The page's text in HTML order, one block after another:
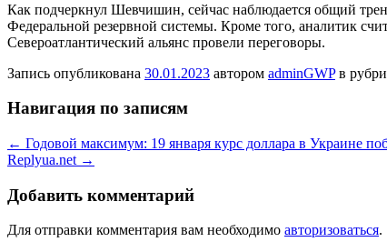
Как подчеркнул Шевчишин, сейчас наблюдается общий
Федеральной резервной системы. Кроме того, аналитик
Североатлантический альянс провели переговоры.
Запись опубликована 30.01.2023 автором adminGWPв
Навигация по записям
← Годовой максимум: 19 января курс доллара в Украине
Replyua.net →
Добавить комментарий
Для отправки комментария вам необходимо авторизоваться.